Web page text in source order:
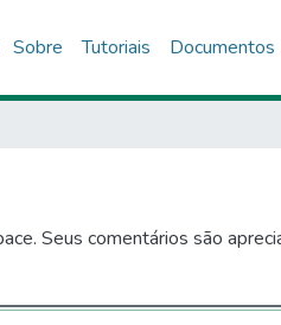
Sobre Tutoriais Documentos
Seus comentários são